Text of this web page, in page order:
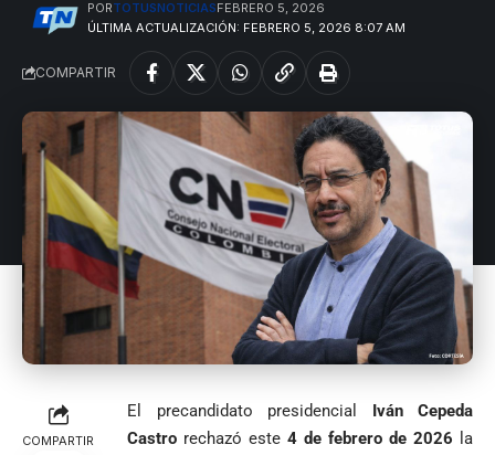
ÚLTIMA ACTUALIZACIÓN: FEBRERO 5, 2026 8:07 AM
PORTOTUSNOTICIASFEBRERO 5, 2026
COMPARTIR
COMPARTIR
El precandidato presidencial Iván Cepeda
Castro rechazó este 4 de febrero de 2026 la
encomienda
hacia Medellín
1
Fico Gutiérrez
denuncia
presiones
para asistir a
evento de
Petro en
Medellín
durante
marcha del 1
legado del beato
Jesús Aníbal
Gómez a 90 años
de su martirio
El papa León XIV
nombra al padre
Diego Luis Rendón
Urrea como nuevo
obispo de Jericó
pide sacar a
Angie
Rodríguez tras
sus denuncias
de corrupción
y la llama
“Gran
Manipuladora”
Iván Cepeda
reconoce el
preconteo,
impugnar
33.000 mesas
desata
polémica y
divide las
redes por su
visita familiar
a Abelardo de
la Espriella
El golazo de
Sidny Lopes
Cabral de
Cabo Verde
es elegido el
mejor del
La espada que
Petro usó para
engañar
¡PRENDE
MOTORES, LA
Tarso revive el
legado del beato
Jesús Aníbal
Gómez a 90 años
de su martirio
1
El papa León XIV
nombra al padre
Urrea como nuevo
obispo de Jericó